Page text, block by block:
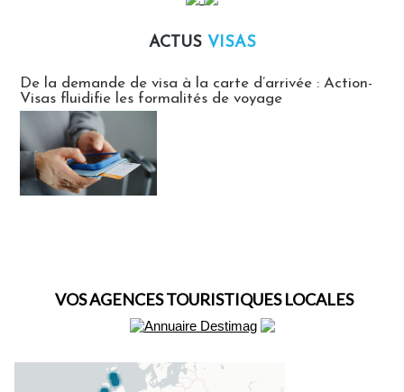
ACTUS VISAS
De la demande de visa à la carte d’arrivée : Action-
Visas fluidifie les formalités de voyage
VOS AGENCES TOURISTIQUES LOCALES